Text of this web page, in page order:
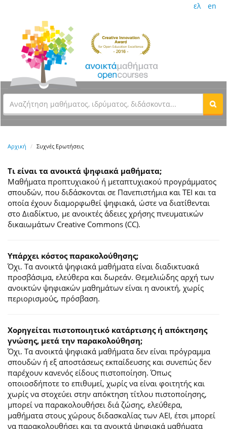
ελ en
Αρχική Συχνές Ερωτήσεις
Τι είναι τα ανοικτά ψηφιακά μαθήματα;
Μαθήματα προπτυχιακού ή μεταπτυχιακού προγράμματος
σπουδών, που διδάσκονται σε Πανεπιστήμια και ΤΕΙ και τα
οποία έχουν διαμορφωθεί ψηφιακά, ώστε να διατίθενται
στο Διαδίκτυο, με ανοικτές άδειες χρήσης πνευματικών
δικαιωμάτων Creative Commons (CC).
Υπάρχει κόστος παρακολούθησης;
Όχι. Τα ανοικτά ψηφιακά μαθήματα είναι διαδικτυακά
προσβάσιμα, ελεύθερα και δωρεάν. Θεμελιώδης αρχή των
ανοικτών ψηφιακών μαθημάτων είναι η ανοικτή, χωρίς
περιορισμούς, πρόσβαση.
Χορηγείται πιστοποιητικό κατάρτισης ή απόκτησης
γνώσης, μετά την παρακολούθηση;
Όχι. Τα ανοικτά ψηφιακά μαθήματα δεν είναι πρόγραμμα
σπουδών ή εξ αποστάσεως εκπαίδευσης και συνεπώς δεν
παρέχουν κανενός είδους πιστοποίηση. Όπως
οποιοσδήποτε το επιθυμεί, χωρίς να είναι φοιτητής και
χωρίς να στοχεύει στην απόκτηση τίτλου πιστοποίησης,
μπορεί να παρακολουθήσει διά ζώσης, ελεύθερα,
μαθήματα στους χώρους διδασκαλίας των ΑΕΙ, έτσι μπορεί
να παρακολουθήσει και τα ανοικτά ψηφιακά μαθήματα